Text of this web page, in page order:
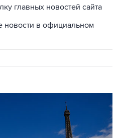
главных новостей сайта
новости в официальном